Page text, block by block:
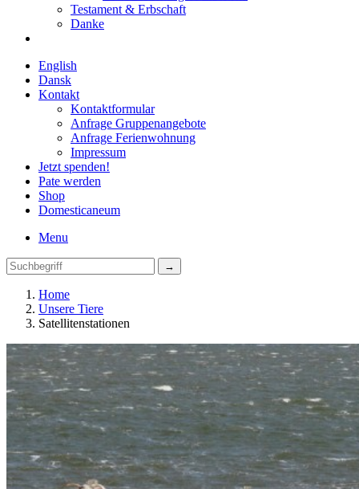
Testament & Erbschaft
Danke
English
Dansk
Kontakt
Kontaktformular
Anfrage Gruppenangebote
Anfrage Ferienwohnung
Impressum
Jetzt spenden!
Pate werden
Shop
Domesticaneum
Menu
Home
Unsere Tiere
Satellitenstationen